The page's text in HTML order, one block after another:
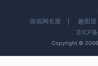
游戏网名屋 趣图屋
京ICP
Copyright ©